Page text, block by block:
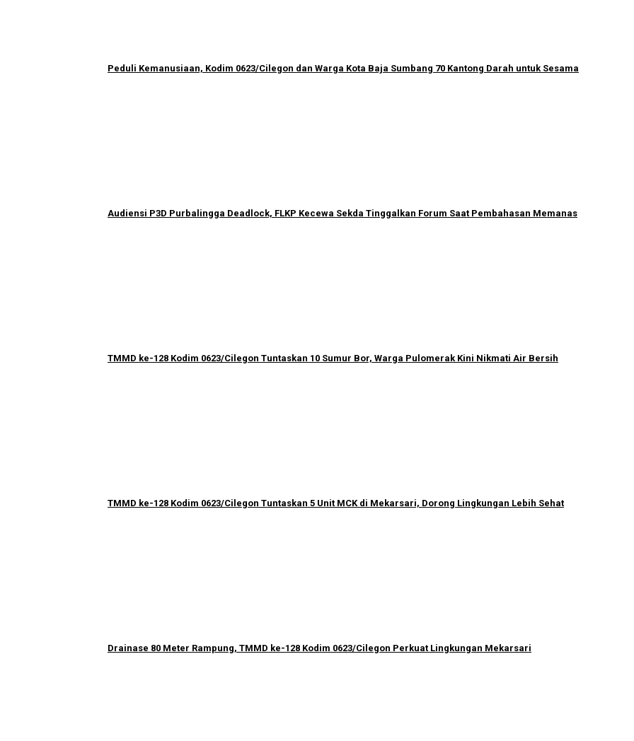
Peduli Kemanusiaan, Kodim 0623/Cilegon dan Warga Kota Baja Sumbang 70 Kantong Darah untuk Sesama
Audiensi P3D Purbalingga Deadlock, FLKP Kecewa Sekda Tinggalkan Forum Saat Pembahasan Memanas
TMMD ke-128 Kodim 0623/Cilegon Tuntaskan 10 Sumur Bor, Warga Pulomerak Kini Nikmati Air Bersih
TMMD ke-128 Kodim 0623/Cilegon Tuntaskan 5 Unit MCK di Mekarsari, Dorong Lingkungan Lebih Sehat
Drainase 80 Meter Rampung, TMMD ke-128 Kodim 0623/Cilegon Perkuat Lingkungan Mekarsari